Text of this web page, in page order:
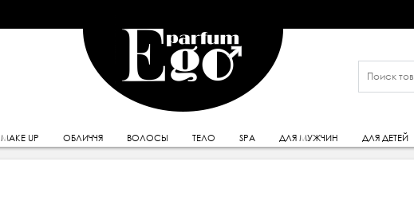
MAKE UP ОБЛИЧЧЯ ВОЛОСЫ ТЕЛО SPA ДЛЯ МУЖЧИН ДЛЯ ДЕТЕЙ